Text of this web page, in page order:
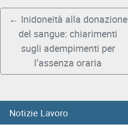
← Inidoneità alla donazione
del sangue: chiarimenti
sugli adempimenti per
l’assenza oraria
Notizie Lavoro